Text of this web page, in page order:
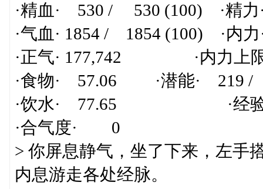
·精血· 530 / 530 (100) ·精力
·气血· 1854 / 1854 (100) ·内
·正气· 177,742 ·内力上限
·食物· 57.06 ·潜能· 219 /
·饮水· 77.65 ·经验·
·合气度· 0
> 你屏息静气，坐了下来，左手
内息游走各处经脉。